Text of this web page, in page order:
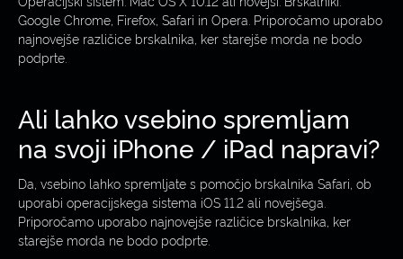
Google Chrome, Firefox, Safari in Opera. Priporočamo uporabo
najnovejše različice brskalnika, ker starejše morda ne bodo
podprte.
Ali lahko vsebino spremljam
na svoji iPhone / iPad napravi?
Da, vsebino lahko spremljate s pomočjo brskalnika Safari, ob
uporabi operacijskega sistema iOS 11.2 ali novejšega.
Priporočamo uporabo najnovejše različice brskalnika, ker
starejše morda ne bodo podprte.